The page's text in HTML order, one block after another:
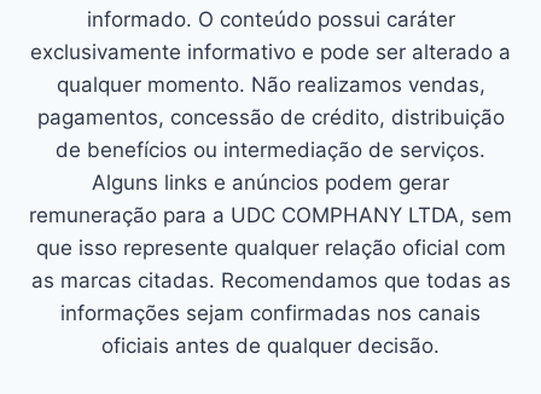
informado. O conteúdo possui caráter
exclusivamente informativo e pode ser alterado a
qualquer momento. Não realizamos vendas,
pagamentos, concessão de crédito, distribuição
de benefícios ou intermediação de serviços.
Alguns links e anúncios podem gerar
remuneração para a UDC COMPHANY LTDA, sem
que isso represente qualquer relação oficial com
as marcas citadas. Recomendamos que todas as
informações sejam confirmadas nos canais
oficiais antes de qualquer decisão.